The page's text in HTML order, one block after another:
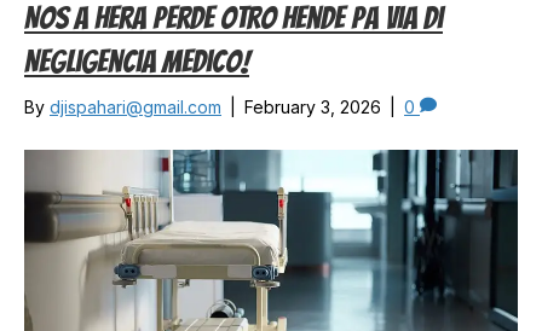
Nos A Hera Perde Otro Hende Pa Via Di
Negligencia Medico!
By djispahari@gmail.com February 3, 2026 0